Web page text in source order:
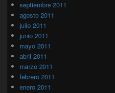
septiembre 2011
agosto 2011
julio 2011
junio 2011
mayo 2011
abril 2011
marzo 2011
febrero 2011
enero 2011